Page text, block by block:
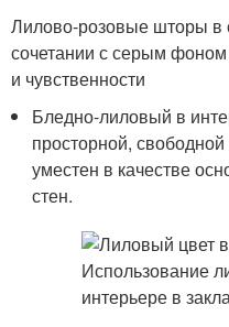
Лилово-розовые шторы в
сочетании с серым
и чувственности
Бледно-лиловый в
просторной,
уместен в качестве
стен.